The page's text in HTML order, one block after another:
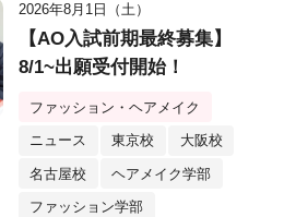
2026年8月1日（土）
【AO入試前期最終募集】
8/1~出願受付開始！
ファッション・ヘアメイク
ニュース 東京校 大阪校
名古屋校 ヘアメイク学部
ファッション学部